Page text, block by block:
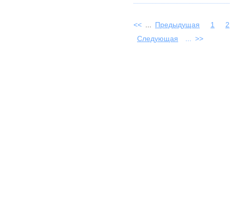
<< Предыдущая 1
2
Следующая
>>